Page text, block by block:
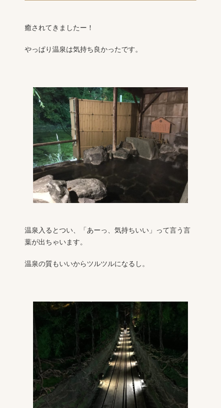
癒されてきましたー！
やっぱり温泉は気持ち良かったです。
温泉入るとつい、「あーっ、気持ちいい」って言う言
葉が出ちゃいます。
温泉の質もいいからツルツルになるし。